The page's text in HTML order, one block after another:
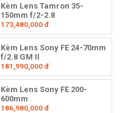
Kèm Lens Tamron 35-
150mm f/2-2.8
173,480,000đ
Kèm Lens Sony FE 24-70mm
f/2.8 GM II
181,990,000đ
Kèm Lens Sony FE 200-
600mm
186,980,000đ